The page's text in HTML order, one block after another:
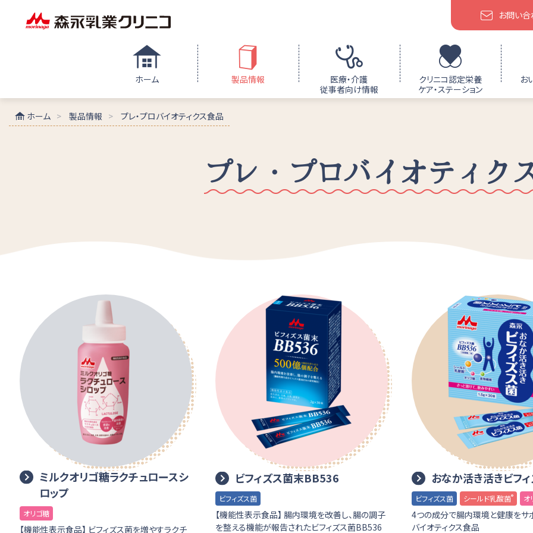
ホーム 製品情報
医療・介護
従事者向け情報
クリニコ認定栄養
ケア・ステーション
お
お問い
ホーム 製品情報 プレ・プロバイオティクス食品
プレ・プロバイオティク
ミルクオリゴ糖ラクチュロースシ
ロップ
オリゴ糖
【機能性表示食品】 ビフィズス菌を増やすラクチ
ビフィズス菌末BB536
ビフィズス菌
【機能性表示食品】 腸内環境を改善し、腸の調子
を整える機能が報告されたビフィズス菌BB536
おなか活き活きビフ
ビフィズス菌 シールド乳酸菌® オ
4つの成分で腸内環境と健康をサ
バイオティクス食品